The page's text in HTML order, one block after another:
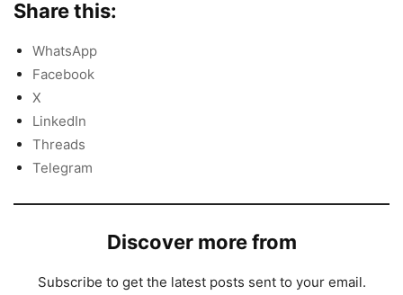
Share this:
WhatsApp
Facebook
X
LinkedIn
Threads
Telegram
Discover more from
Subscribe to get the latest posts sent to your email.